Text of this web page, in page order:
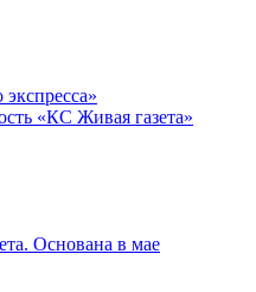
«КС Живая газета»
Основана в мае